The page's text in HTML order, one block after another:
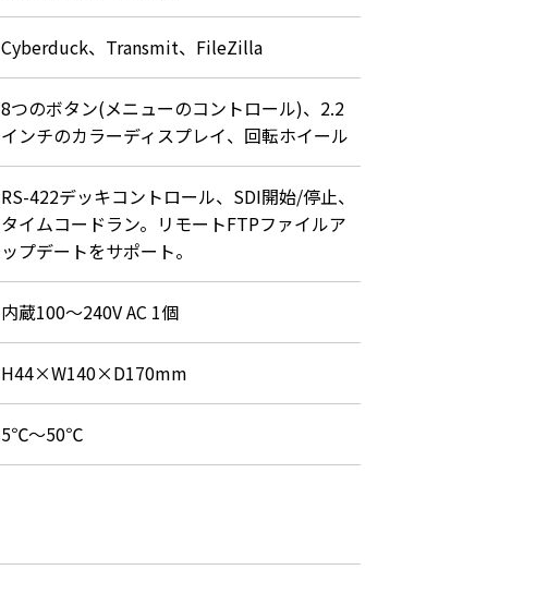
Cyberduck、Transmit、FileZilla
8つのボタン(メニューのコントロール)、2.2
インチのカラーディスプレイ、回転ホイール
RS-422デッキコントロール、SDI開始/停止、
タイムコードラン。リモートFTPファイルア
ップデートをサポート。
内蔵100～240V AC 1個
H44×W140×D170mm
5℃～50℃